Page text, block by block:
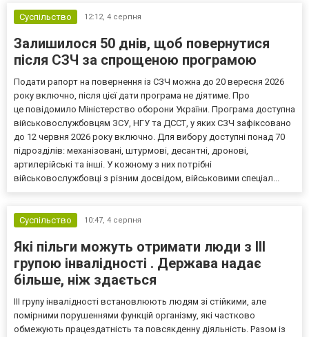
Суспільство
12:12, 4 серпня
Залишилося 50 днів, щоб повернутися
після СЗЧ за спрощеною програмою
Подати рапорт на повернення із СЗЧ можна до 20 вересня 2026
року включно, після цієї дати програма не діятиме. Про
це повідомило Міністерство оборони України. Програма доступна
військовослужбовцям ЗСУ, НГУ та ДССТ, у яких СЗЧ зафіксовано
до 12 червня 2026 року включно. Для вибору доступні понад 70
підрозділів: механізовані, штурмові, десантні, дронові,
артилерійські та інші. У кожному з них потрібні
військовослужбовці з різним досвідом, військовими спеціал...
Суспільство 10:47, 4 серпня
Які пільги можуть отримати люди з III
групою інвалідності . Держава надає
більше, ніж здається
III групу інвалідності встановлюють людям зі стійкими, але
помірними порушеннями функцій організму, які частково
обмежують працездатність та повсякденну діяльність. Разом із